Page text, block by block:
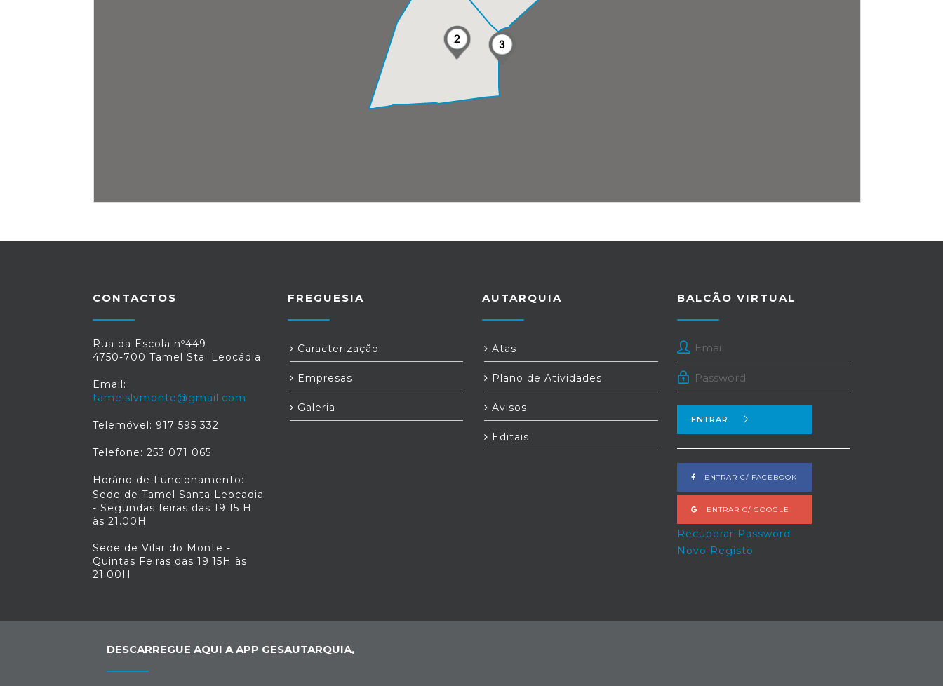
3
2
CONTACTOS
Rua da Escola nº449
4750-700 Tamel Sta. Leocádia
Email:
tamelslvmonte@gmail.com
Telemóvel: 917 595 332
Telefone: 253 071 065
Horário de Funcionamento:
Sede de Tamel Santa Leocadia
- Segundas feiras das 19.15 H
às 21.00H
Sede de Vilar do Monte -
Quintas Feiras das 19.15H às
21.00H
FREGUESIA
Caracterização
Empresas
Galeria
AUTARQUIA
Atas
Plano de Atividades
Avisos
Editais
BALCÃO VIRTUAL
ENTRAR
ENTRAR C/ FACEBOOK
ENTRAR C/ GOOGLE
Recuperar Password
Novo Registo
DESCARREGUE AQUI A APP GESAUTARQUIA,